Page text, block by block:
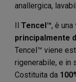
anallergica,
Tencel™, è una
principalmente
Tencel™ viene
rigenerabile, e in
Costituita da